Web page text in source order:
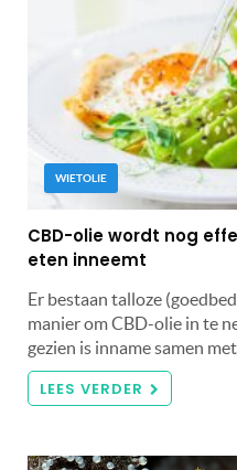
WIETOLIE
CBD-olie wordt nog
eten inneemt
Er bestaan talloze
manier om CBD-olie in te
gezien is inname samen
LEES VERDER